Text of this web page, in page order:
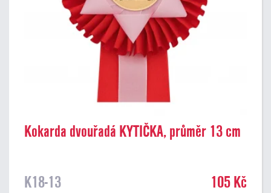
Kokarda dvouřadá KYTIČKA, průměr 13 cm
K18-13 105 Kč